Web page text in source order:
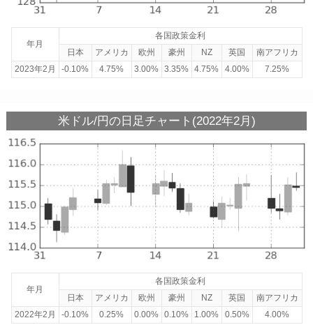
年月
各国政策金利
日本
アメリカ 欧州 豪州 NZ 英国
南アフリカ
2023年2月
-0.10% 4.75% 3.00% 3.35% 4.75% 4.00% 7.25%
米ドル/円の日足チャート(2022年2月)
年月
各国政策金利
日本
アメリカ 欧州 豪州 NZ 英国
南アフリカ
2022年2月
-0.10% 0.25% 0.00% 0.10% 1.00% 0.50% 4.00%